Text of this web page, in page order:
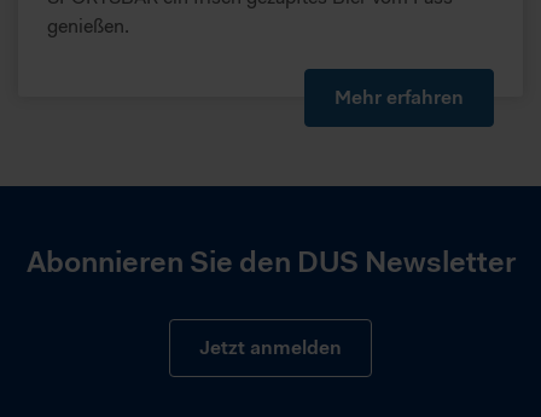
genießen.
Mehr erfahren
Abonnieren Sie den DUS Newsletter
Jetzt anmelden